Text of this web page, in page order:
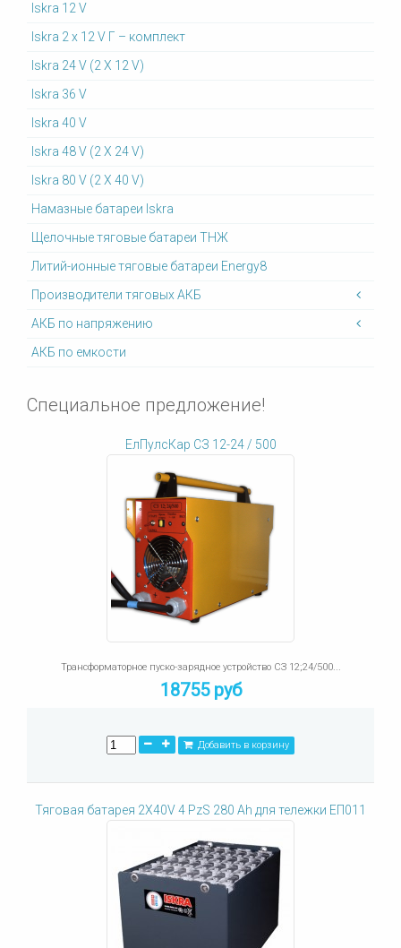
Iskra 12 V
Iskra 2 x 12 V Г – комплект
Iskra 24 V (2 X 12 V)
Iskra 36 V
Iskra 40 V
Iskra 48 V (2 X 24 V)
Iskra 80 V (2 X 40 V)
Намазные батареи Iskra
Щелочные тяговые батареи ТНЖ
Литий-ионные тяговые батареи Energy8
Производители тяговых АКБ
АКБ по напряжению
АКБ по емкости
Специальное предложение!
ЕлПулсКар СЗ 12-24 / 500
Трансформаторное пуско-зарядное устройство СЗ 12;24/500...
18755 руб
Добавить в корзину
Тяговая батарея 2X40V 4 PzS 280 Ah для тележки ЕП011